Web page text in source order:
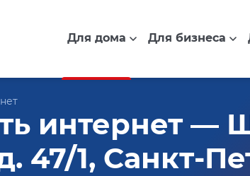
Для дома Для бизнеса
интернет —
47/1, Санкт-